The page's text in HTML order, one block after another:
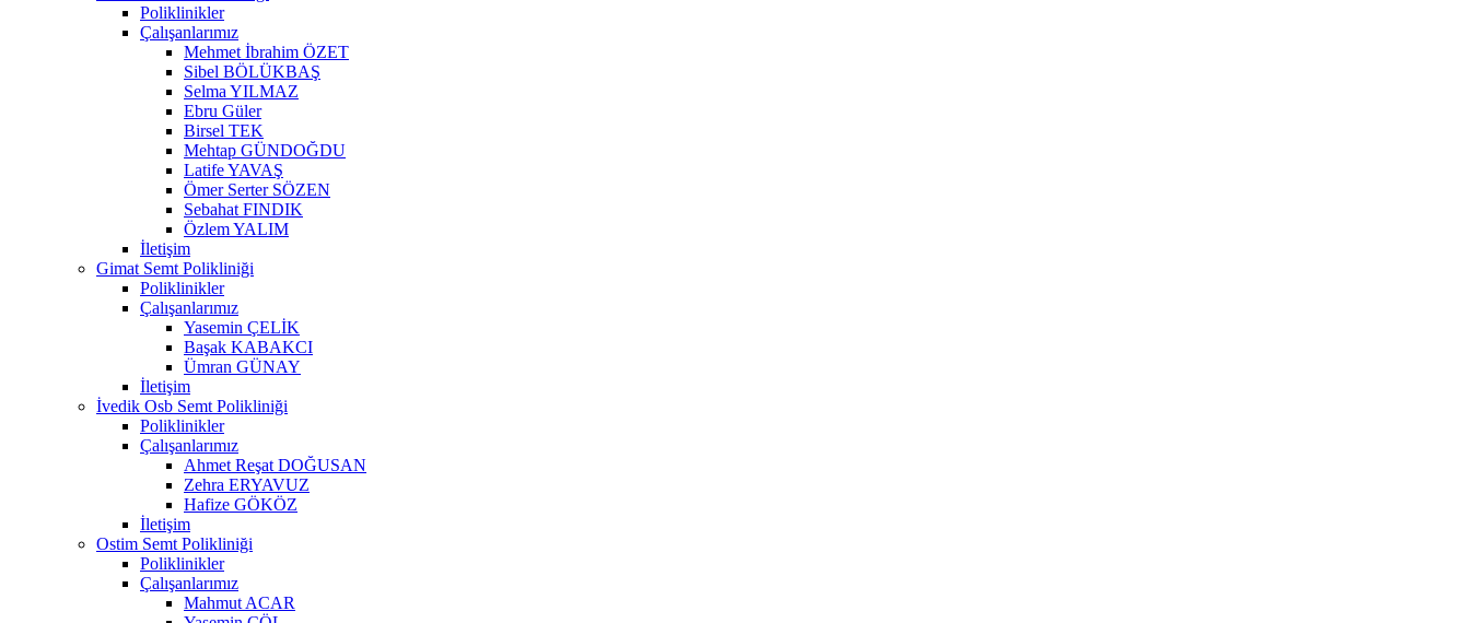
Poliklinikler
Çalışanlarımız
Mehmet İbrahim ÖZET
Sibel BÖLÜKBAŞ
Selma YILMAZ
Ebru Güler
Birsel TEK
Mehtap GÜNDOĞDU
Latife YAVAŞ
Ömer Serter SÖZEN
Sebahat FINDIK
Özlem YALIM
İletişim
Gimat Semt Polikliniği
Poliklinikler
Çalışanlarımız
Yasemin ÇELİK
Başak KABAKCI
Ümran GÜNAY
İletişim
İvedik Osb Semt Polikliniği
Poliklinikler
Çalışanlarımız
Ahmet Reşat DOĞUSAN
Zehra ERYAVUZ
Hafize GÖKÖZ
İletişim
Ostim Semt Polikliniği
Poliklinikler
Çalışanlarımız
Mahmut ACAR